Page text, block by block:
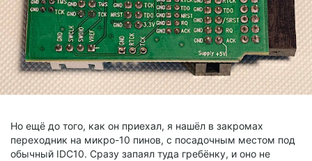
Но ещё до того, как он приехал, я нашёл в закромах
переходник на микро-10 пинов, с посадочным местом под
обычный IDC10. Сразу запаял туда гребёнку, и оно не